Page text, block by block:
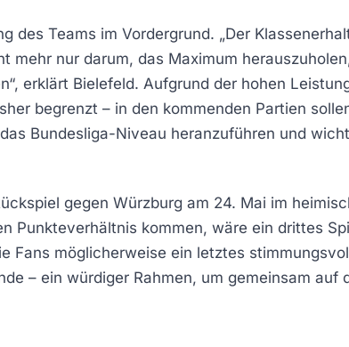
des Teams im Vordergrund. „Der
mehr nur darum, das Maximum
erklärt Bielefeld. Aufgrund der hohen
begrenzt – in den kommenden Partien
Bundesliga-Niveau heranzuführen und
gegen Würzburg am 24. Mai im
Punkteverhältnis kommen, wäre ein drittes
Fans möglicherweise ein letztes
– ein würdiger Rahmen, um gemeinsam